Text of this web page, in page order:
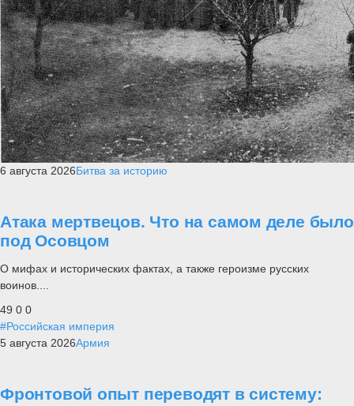
6 августа 2026Битва за историю
Атака мертвецов. Что на самом деле было
под Осовцом
О мифах и исторических фактах, а также героизме русских
воинов....
49 0 0
#Российская империя
5 августа 2026Армия
Фронтовой опыт переводят в систему: